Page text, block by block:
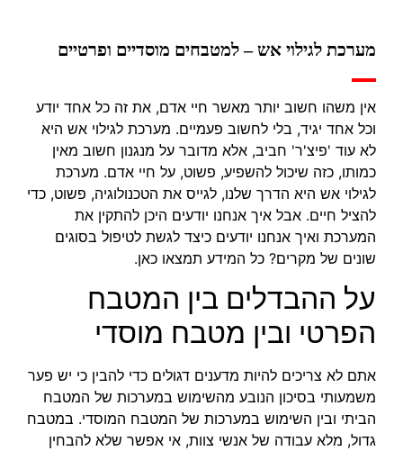
מערכת לגילוי אש – למטבחים מוסדיים ופרטיים
אין משהו חשוב יותר מאשר חיי אדם, את זה כל אחד יודע
וכל אחד יגיד, בלי לחשוב פעמיים. מערכת לגילוי אש היא
לא עוד 'פיצ'ר' חביב, אלא מדובר על מנגנון חשוב מאין
כמותו, כזה שיכול להשפיע, פשוט, על חיי אדם. מערכת
לגילוי אש היא הדרך שלנו, לגייס את הטכנולוגיה, פשוט, כדי
להציל חיים. אבל איך אנחנו יודעים היכן להתקין את
המערכת ואיך אנחנו יודעים כיצד לגשת לטיפול בסוגים
שונים של מקרים? כל המידע תמצאו כאן.
על ההבדלים בין המטבח
הפרטי ובין מטבח מוסדי
אתם לא צריכים להיות מדענים דגולים כדי להבין כי יש פער
משמעותי בסיכון הנובע מהשימוש במערכות של המטבח
הביתי ובין השימוש במערכות של המטבח המוסדי. במטבח
גדול, מלא עבודה של אנשי צוות, אי אפשר שלא להבחין